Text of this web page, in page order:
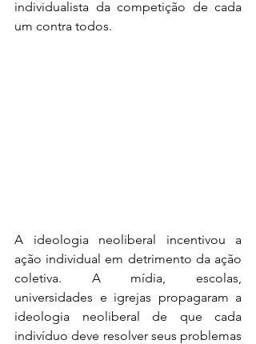
individualista da competição de cada
um contra todos.
A ideologia neoliberal incentivou a
ação individual em detrimento da ação
coletiva. A mídia, escolas,
universidades e igrejas propagaram a
ideologia neoliberal de que cada
indivíduo deve resolver seus problemas